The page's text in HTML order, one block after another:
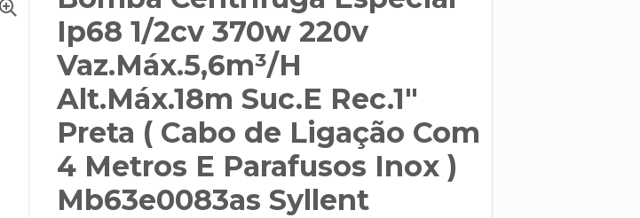
Ip68 1/2cv 370w 220v
Vaz.Máx.5,6m³/H
Alt.Máx.18m Suc.E Rec.1"
Preta ( Cabo de Ligação Com
4 Metros E Parafusos Inox )
Mb63e0083as Syllent